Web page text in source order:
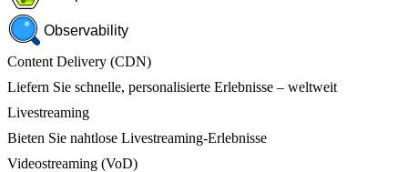
Observability
Content Delivery (CDN)
Liefern Sie schnelle, personalisierte Erlebnisse – weltweit
Livestreaming
Bieten Sie nahtlose Livestreaming-Erlebnisse
Videostreaming (VoD)